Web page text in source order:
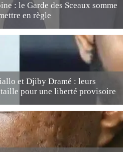
: le Garde des Sceaux somme
en règle
et Djiby Dramé : leurs
pour une liberté provisoire